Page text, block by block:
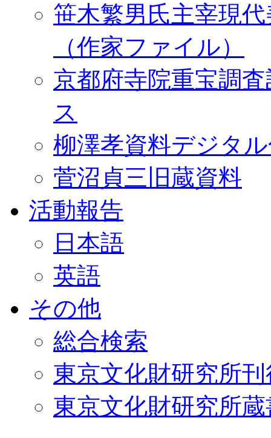
笹木繁男氏主宰現
（作家ファイル）
京都府寺院重宝調
ス
柳澤孝資料デジタ
菅沼貞三旧蔵資料
活動報告
日本語
英語
その他
総合検索
東京文化財研究所
東京文化財研究所